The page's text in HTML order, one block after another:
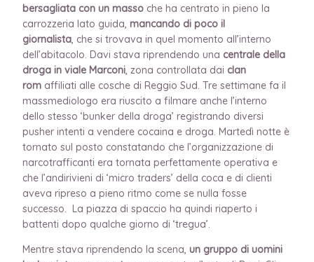
bersagliata con un masso che ha centrato in pieno la
carrozzeria lato guida, mancando di poco il
giornalista, che si trovava in quel momento all’interno
dell’abitacolo. Davi stava riprendendo una centrale della
droga in viale Marconi, zona controllata dai clan
rom affiliati alle cosche di Reggio Sud. Tre settimane fa il
massmediologo era riuscito a filmare anche l’interno
dello stesso ‘bunker della droga’ registrando diversi
pusher intenti a vendere cocaina e droga. Martedì notte è
tornato sul posto constatando che l’organizzazione di
narcotrafficanti era tornata perfettamente operativa e
che l’andirivieni di ‘micro traders’ della coca e di clienti
aveva ripreso a pieno ritmo come se nulla fosse
successo. La piazza di spaccio ha quindi riaperto i
battenti dopo qualche giorno di ‘tregua’.
Mentre stava riprendendo la scena, un gruppo di uomini